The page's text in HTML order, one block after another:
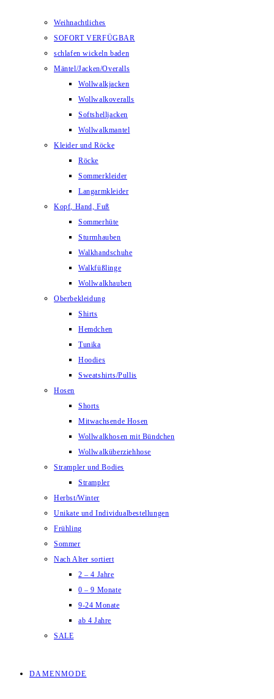
Weihnachtliches
SOFORT VERFÜGBAR
schlafen wickeln baden
Mäntel/Jacken/Overalls
Wollwalkjacken
Wollwalkoveralls
Softshelljacken
Wollwalkmantel
Kleider und Röcke
Röcke
Sommerkleider
Langarmkleider
Kopf, Hand, Fuß
Sommerhüte
Sturmhauben
Walkhandschuhe
Walkfüßlinge
Wollwalkhauben
Oberbekleidung
Shirts
Hemdchen
Tunika
Hoodies
Sweatshirts/Pullis
Hosen
Shorts
Mitwachsende Hosen
Wollwalkhosen mit Bündchen
Wollwalküberziehhose
Strampler und Bodies
Strampler
Herbst/Winter
Unikate und Individualbestellungen
Frühling
Sommer
Nach Alter sortiert
2 – 4 Jahre
0 – 9 Monate
9-24 Monate
ab 4 Jahre
SALE
DAMENMODE